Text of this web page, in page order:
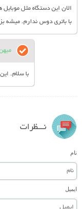
الان این دستگاه مثل
با باتری دوس ندارم. میشه
با سلام.
نـــظرات
نام
ایمیل